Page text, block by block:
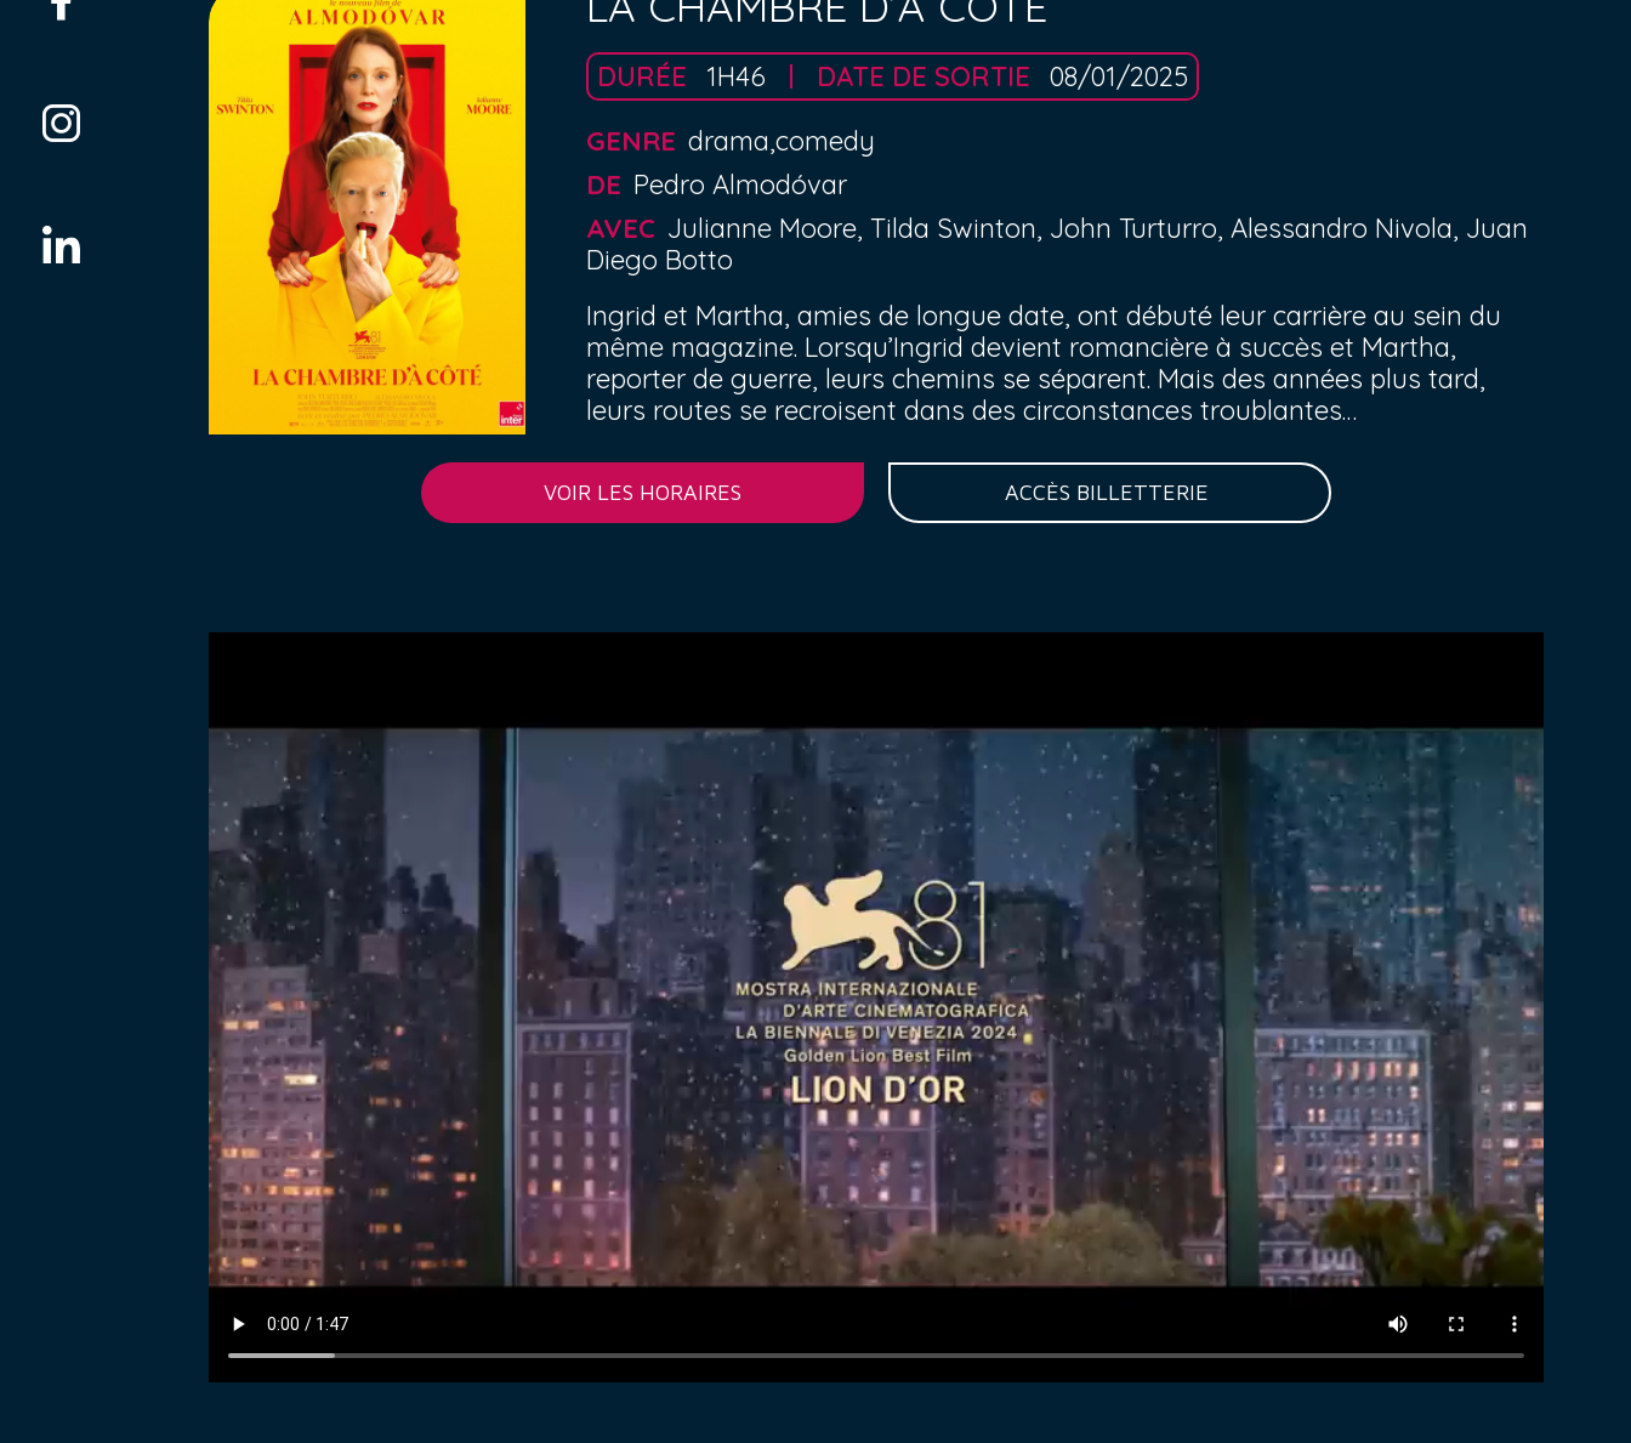
DURÉE 1H46 DATE DE SORTIE
08/01/2025
GENRE drama,comedy
DE Pedro Almodóvar
AVEC Julianne Moore, Tilda Swinton, John Turturro, Alessandro Nivola, Juan
Diego Botto
Ingrid et Martha, amies de longue date, ont débuté leur carrière au sein du
même magazine. Lorsqu’Ingrid devient romancière à succès et Martha,
reporter de guerre, leurs chemins se séparent. Mais des années plus tard,
leurs routes se recroisent dans des circonstances troublantes…
VOIR LES HORAIRES ACCÈS BILLETTERIE